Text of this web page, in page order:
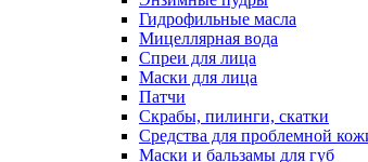
Гидрофильные масла
Мицеллярная вода
Спреи для лица
Маски для лица
Патчи
Скрабы, пилинги, скатки
Средства для проблемной
Маски и бальзамы для губ